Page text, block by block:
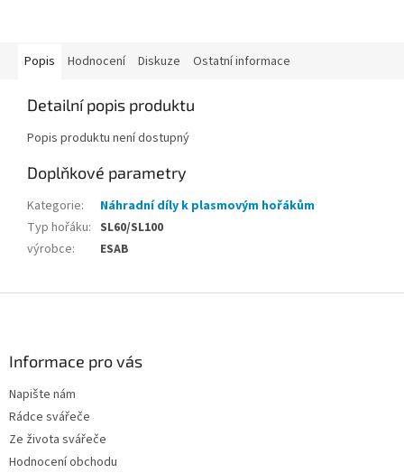
Popis Hodnocení Diskuze Ostatní informace
Detailní popis produktu
Popis produktu není dostupný
Doplňkové parametry
Kategorie:
Náhradní díly k plasmovým hořákům
Typ hořáku: SL60/SL100
výrobce: ESAB
Informace pro vás
Napište nám
Rádce svářeče
Ze života svářeče
Hodnocení obchodu